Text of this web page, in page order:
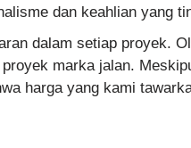
dan keahlian yang
dalam setiap proyek.
marka jalan.
harga yang kami